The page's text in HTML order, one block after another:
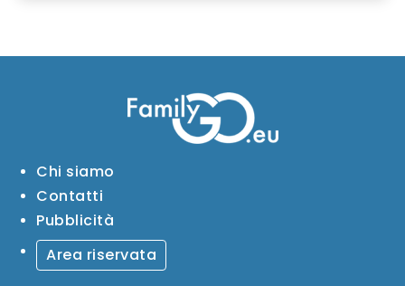
Chi siamo
Contatti
Pubblicità
Area riservata